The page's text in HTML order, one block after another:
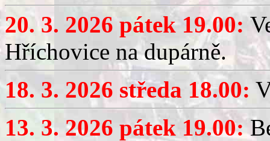
20. 3. 2026 pátek 19.00:
Hříchovice na dupárně.
18. 3. 2026 středa 18.00:
13. 3. 2026 pátek 19.00: